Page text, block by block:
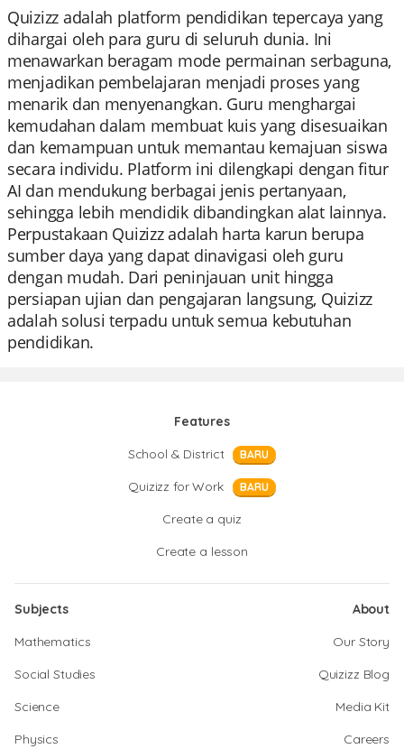
Quizizz adalah platform pendidikan tepercaya yang
dihargai oleh para guru di seluruh dunia. Ini
menawarkan beragam mode permainan serbaguna,
menjadikan pembelajaran menjadi proses yang
menarik dan menyenangkan. Guru menghargai
kemudahan dalam membuat kuis yang disesuaikan
dan kemampuan untuk memantau kemajuan siswa
secara individu. Platform ini dilengkapi dengan fitur
AI dan mendukung berbagai jenis pertanyaan,
sehingga lebih mendidik dibandingkan alat lainnya.
Perpustakaan Quizizz adalah harta karun berupa
sumber daya yang dapat dinavigasi oleh guru
dengan mudah. Dari peninjauan unit hingga
persiapan ujian dan pengajaran langsung, Quizizz
adalah solusi terpadu untuk semua kebutuhan
pendidikan.
Features
School & District
BARU
Quizizz for Work BARU
Create a quiz
Create a lesson
Subjects
Mathematics
Social Studies
Science
Physics
About
Our Story
Quizizz Blog
Media Kit
Careers